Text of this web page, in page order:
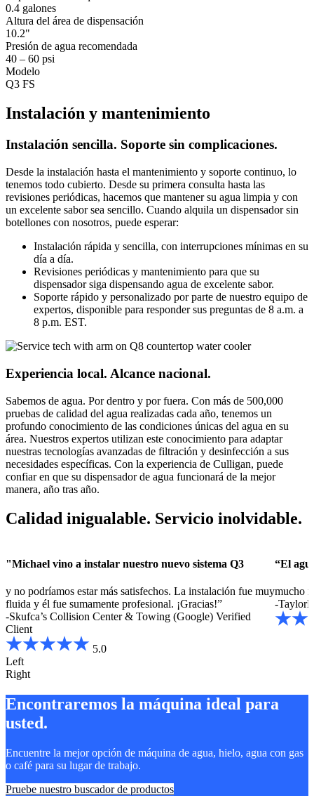
0.4 galones
Altura del área de dispensación
10.2"
Presión de agua recomendada
40 – 60 psi
Modelo
Q3 FS
Instalación y mantenimiento
Instalación sencilla. Soporte sin complicaciones.
Desde la instalación hasta el mantenimiento y soporte continuo, lo
tenemos todo cubierto. Desde su primera consulta hasta las
revisiones periódicas, hacemos que mantener su agua limpia y con
un excelente sabor sea sencillo. Cuando alquila un dispensador sin
botellones con nosotros, puede esperar:
Instalación rápida y sencilla, con interrupciones mínimas en su
día a día.
Revisiones periódicas y mantenimiento para que su
dispensador siga dispensando agua de excelente sabor.
Soporte rápido y personalizado por parte de nuestro equipo de
expertos, disponible para responder sus preguntas de 8 a.m. a
8 p.m. EST.
Experiencia local. Alcance nacional.
Sabemos de agua. Por dentro y por fuera. Con más de 500,000
pruebas de calidad del agua realizadas cada año, tenemos un
profundo conocimiento de las condiciones únicas del agua en su
área. Nuestros expertos utilizan este conocimiento para adaptar
nuestras tecnologías avanzadas de filtración y desinfección a sus
necesidades específicas. Con la experiencia de Culligan, puede
confiar en que su dispensador de agua funcionará de la mejor
manera, año tras año.
Calidad inigualable. Servicio inolvidable.
"Michael vino a instalar nuestro nuevo sistema Q3
y no podríamos estar más satisfechos. La instalación fue muy
fluida y él fue sumamente profesional. ¡Gracias!”
-Skufca’s Collision Center & Towing (Google) Verified
Client
5.0
“El
mucho
-
Left
Right
Encontraremos la máquina ideal para
usted.
Encuentre la mejor opción de máquina de agua, hielo, agua con gas
o café para su lugar de trabajo.
Pruebe nuestro buscador de productos